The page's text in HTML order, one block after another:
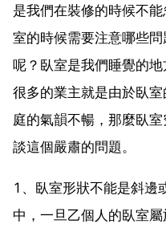
是我們在裝修的時候不
室的時候需要注意哪些
呢？臥室是我們睡覺的
很多的業主就是由於臥
庭的氣韻不暢，那麼臥
談這個嚴肅的問題。
1、臥室形狀不能是斜邊
中，一旦乙個人的臥室